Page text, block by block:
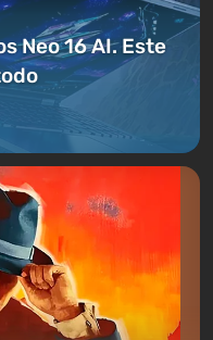
Neo 16 AI. Este